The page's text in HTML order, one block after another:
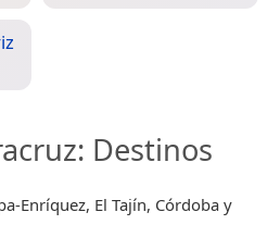
: Destinos
Enríquez, El Tajín, Córdoba y